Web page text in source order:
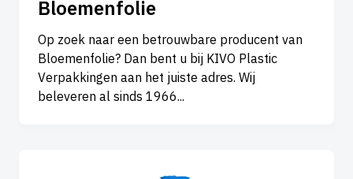
Bloemenfolie
Op zoek naar een betrouwbare producent van
Bloemenfolie? Dan bent u bij KIVO Plastic
Verpakkingen aan het juiste adres. Wij
beleveren al sinds 1966...